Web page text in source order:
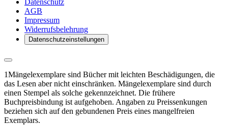
AGB
Impressum
Widerrufsbelehrung
Datenschutzeinstellungen
1Mängelexemplare sind Bücher mit leichten Beschädigungen, die
das Lesen aber nicht einschränken. Mängelexemplare sind durch
einen Stempel als solche gekennzeichnet. Die frühere
Buchpreisbindung ist aufgehoben. Angaben zu Preissenkungen
beziehen sich auf den gebundenen Preis eines mangelfreien
Exemplars.